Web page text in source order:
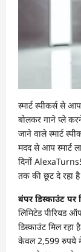
स्मार्ट स्पीकर्स से
बोलकर गाने प्ले
जाने वाले स्मार्ट
मदद से आप स्मार्ट
दिनों
तक की छूट दे रहा
बंपर डिस्काउंट पर
लिमिटेड पीरियड
डिस्काउंट मिल
केवल 2,599 रुपये में